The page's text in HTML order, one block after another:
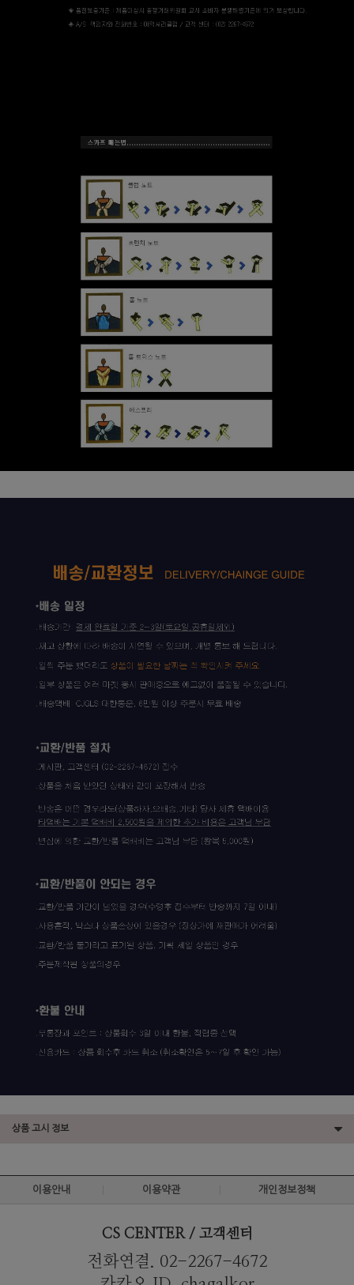
상품 고시 정보
이용안내 이용약관 개인정보정책
CS CENTER / 고객센터
전화연결. 02-2267-4672